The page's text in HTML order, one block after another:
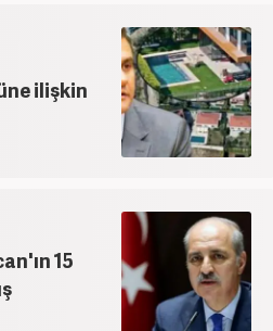
ilişkin
15